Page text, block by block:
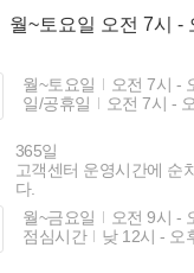
월~토요일 오전 7시 -
월~토요일
오전 7시 -
일/공휴일
오전 7시 -
365일
고객센터 운영시간에 순
다.
월~금요일
오전 9시 -
점심시간
낮 12시 - 오